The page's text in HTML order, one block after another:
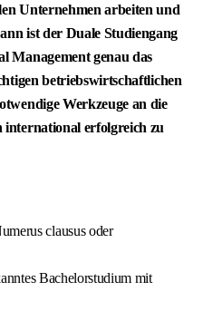
Unternehmen arbeiten und
ist der Duale Studiengang
Management genau das
betriebswirtschaftlichen
Werkzeuge an die
international erfolgreich zu
clausus oder
Bachelorstudium mit